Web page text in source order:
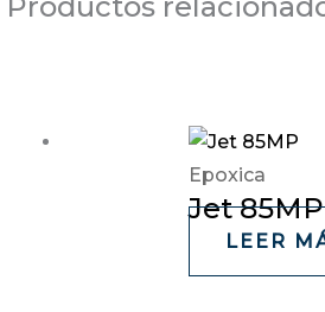
Epoxica
Jet 85MP
LEER